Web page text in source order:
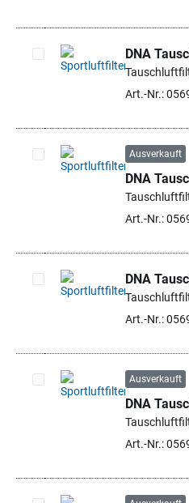
Artikel auswählen
DNA
Art.-Nr.:
Artikel auswählen
Ausverkauft
DNA
Art.-Nr.:
Artikel auswählen
DNA
Art.-Nr.:
Artikel auswählen
Ausverkauft
DNA
Art.-Nr.: